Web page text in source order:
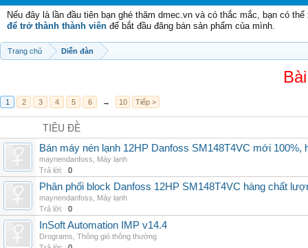
Nếu đây là lần đầu tiên bạn ghé thăm dmec.vn và có thắc mắc, bạn có
để trở thành thành viên để bắt đầu đăng bán sản phẩm của mình.
Trang chủ Diễn đàn
1 2 3 4 5 6 → 10 Tiếp >
TIÊU ĐỀ
Bán máy nén lạnh 12HP Danfoss SM148T4VC mới
maynendanfoss
Máy lạnh
Trả lời:
0
Phân phối block Danfoss 12HP SM148T4VC hàng chất
maynendanfoss
Máy lạnh
Trả lời:
0
InSoft Automation IMP v14.4
Drograms Thông gió thông thường